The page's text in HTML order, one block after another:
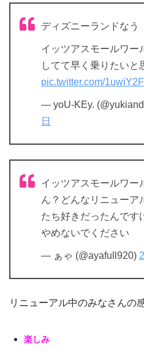
ディズニーランドなう
イッツアスモールワー
してて早く乗りたいと
pic.twitter.com/
— yoU-KEy.
日
イッツアスモールワー
ん？どんなリニューア
たち好きだったんです
やめないでください
— ぁゃ (@ayafull920)
リニューアル中のみなさんの
楽しみ